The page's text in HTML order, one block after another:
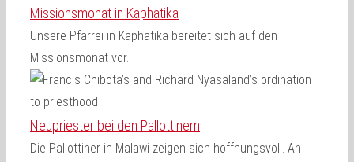
Missionsmonat in Kaphatika
Unsere Pfarrei in Kaphatika bereitet sich auf den
Missionsmonat vor.
Neupriester bei den Pallottinern
Die Pallottiner in Malawi zeigen sich hoffnungsvoll. An